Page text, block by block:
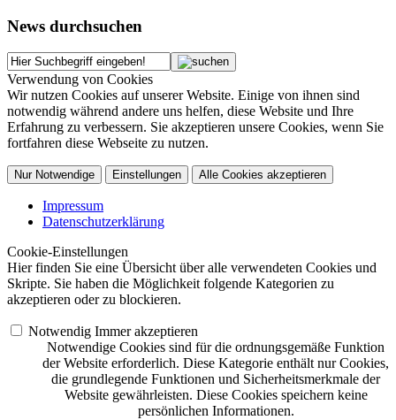
News durchsuchen
Verwendung von Cookies
Wir nutzen Cookies auf unserer Website. Einige von ihnen sind
notwendig während andere uns helfen, diese Website und Ihre
Erfahrung zu verbessern. Sie akzeptieren unsere Cookies, wenn Sie
fortfahren diese Webseite zu nutzen.
Nur Notwendige Einstellungen Alle Cookies akzeptieren
Impressum
Datenschutzerklärung
Cookie-Einstellungen
Hier finden Sie eine Übersicht über alle verwendeten Cookies und
Skripte. Sie haben die Möglichkeit folgende Kategorien zu
akzeptieren oder zu blockieren.
Notwendig Immer akzeptieren
Notwendige Cookies sind für die ordnungsgemäße Funktion
der Website erforderlich. Diese Kategorie enthält nur Cookies,
die grundlegende Funktionen und Sicherheitsmerkmale der
Website gewährleisten. Diese Cookies speichern keine
persönlichen Informationen.